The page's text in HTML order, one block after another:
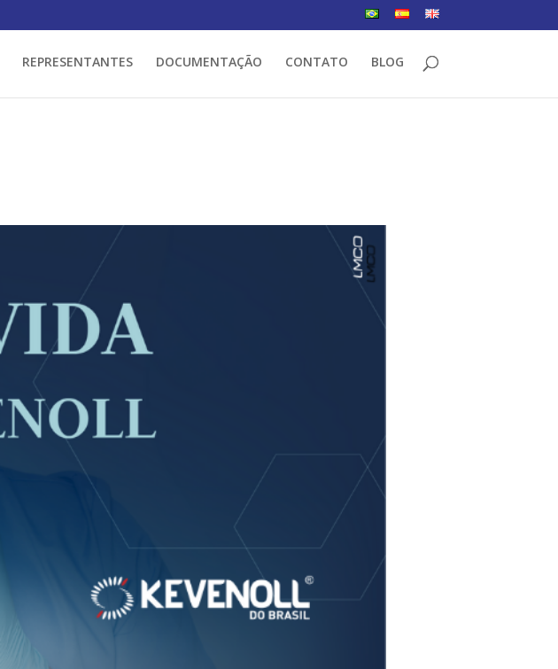
REPRESENTANTES DOCUMENTAÇÃO CONTATO BLOG